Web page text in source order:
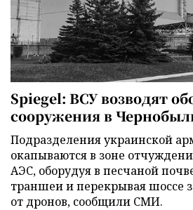
Spiegel: ВСУ возводят
сооружения в
Подразделения украинской
окапываются в зоне
АЭС, оборудуя в песчаной
траншеи и перекрывая шоссе
от дронов, сообщили СМИ.